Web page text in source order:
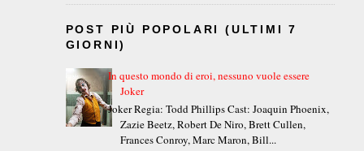
POST PIÙ POPOLARI (ULTIMI 7
GIORNI)
In questo mondo di eroi, nessuno vuole essere
Joker
Joker Regia: Todd Phillips Cast: Joaquin Phoenix,
Zazie Beetz, Robert De Niro, Brett Cullen,
Frances Conroy, Marc Maron, Bill...